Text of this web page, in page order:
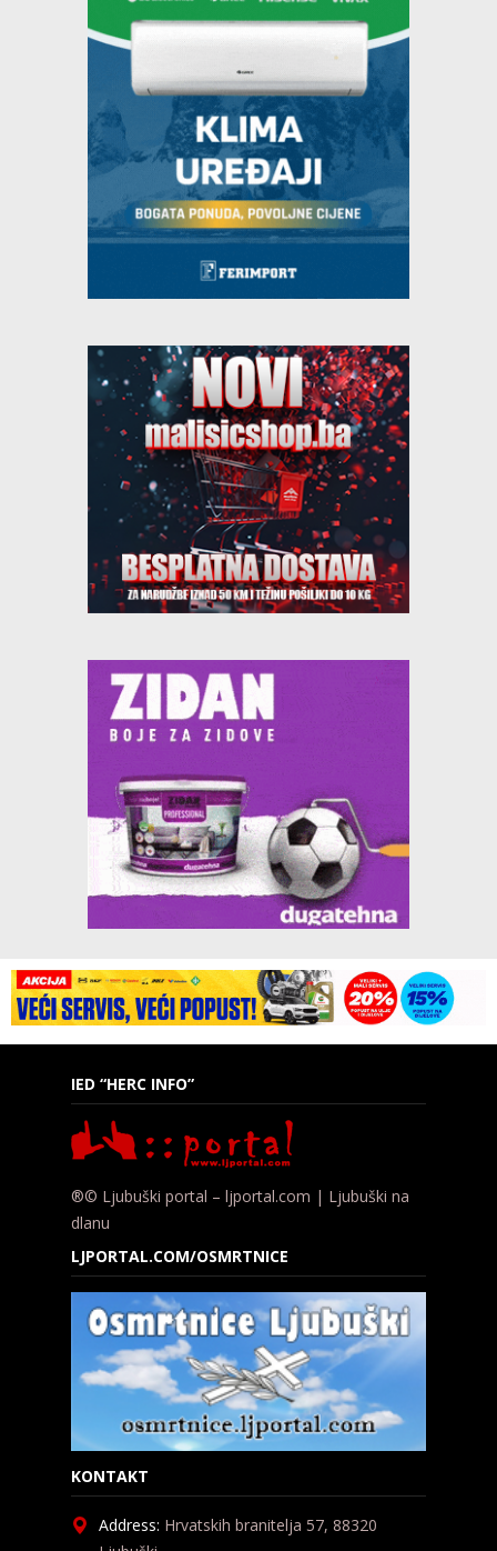
IED “HERC INFO”
®© Ljubuški portal – ljportal.com | Ljubuški na
dlanu
LJPORTAL.COM/OSMRTNICE
KONTAKT
Address: Hrvatskih branitelja 57, 88320